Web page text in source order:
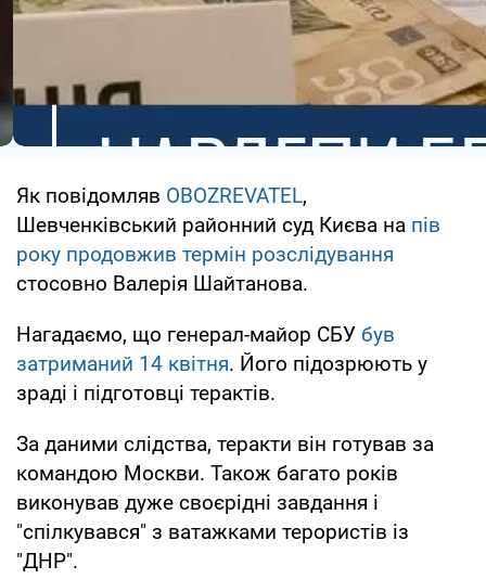
Як повідомляв OBOZREVATEL,
Шевченківський районний суд Києва на пів
року продовжив термін розслідування
стосовно Валерія Шайтанова.
Нагадаємо, що генерал-майор СБУ був
затриманий 14 квітня. Його підозрюють у
зраді і підготовці терактів.
За даними слідства, теракти він готував за
командою Москви. Також багато років
виконував дуже своєрідні завдання і
"спілкувався" з ватажками терористів із
"ДНР".